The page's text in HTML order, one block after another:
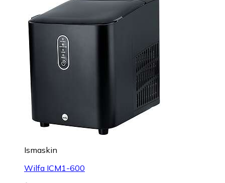
Ismaskin
Wilfa ICM1-600